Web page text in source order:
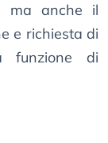
ma anche il
e richiesta di
funzione di